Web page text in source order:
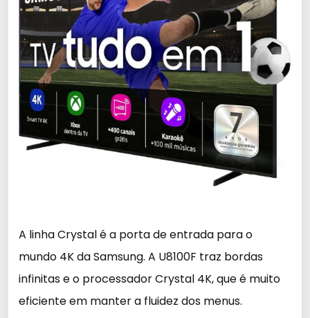
A linha Crystal é a porta de entrada para o
mundo 4K da Samsung. A U8100F traz bordas
infinitas e o processador Crystal 4K, que é muito
eficiente em manter a fluidez dos menus.